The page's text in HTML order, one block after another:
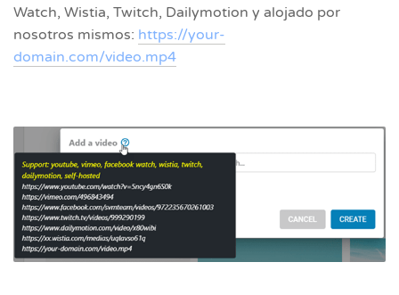
Watch, Wistia, Twitch, Dailymotion y alojado por
nosotros mismos: https://your-
domain.com/video.mp4